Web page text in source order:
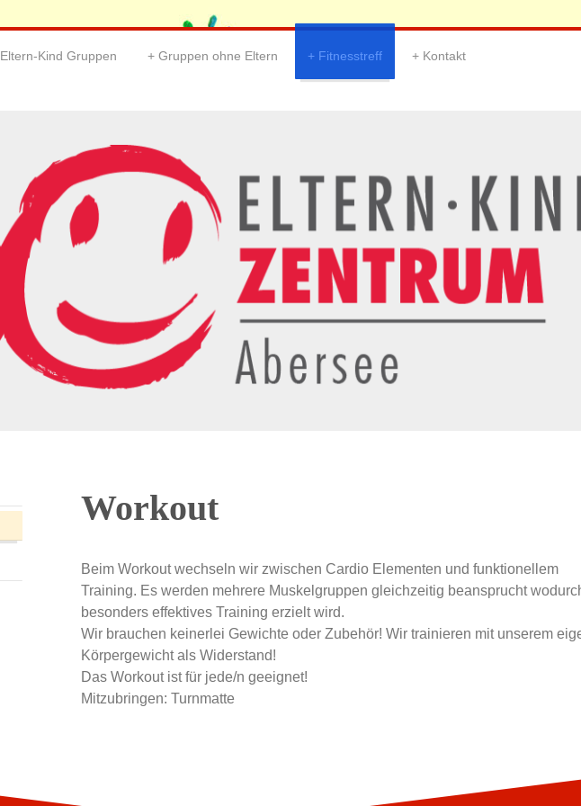
Eltern-Kind Gruppen Gruppen ohne Eltern Fitnesstreff Kontakt
Workout
Beim Workout wechseln wir zwischen Cardio Elementen und funktionellem
Training. Es werden mehrere Muskelgruppen gleichzeitig beansprucht
besonders effektives Training erzielt wird.
Wir brauchen keinerlei Gewichte oder Zubehör! Wir trainieren mit unserem
Körpergewicht als Widerstand!
Das Workout ist für jede/n geeignet!
Mitzubringen: Turnmatte